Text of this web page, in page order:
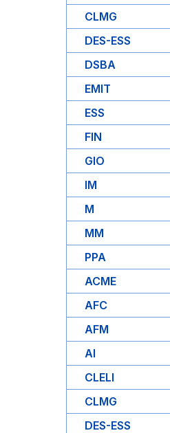
CLMG
DES-ESS
DSBA
EMIT
ESS
FIN
GIO
IM
M
MM
PPA
ACME
AFC
AFM
AI
CLELI
CLMG
DES-ESS